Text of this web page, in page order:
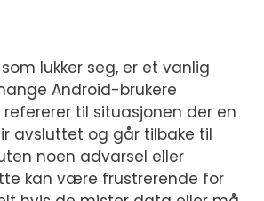
lukker seg, er et vanlig
Android-brukere
til situasjonen der en
avsluttet og går tilbake til
noen advarsel eller
kan være frustrerende for